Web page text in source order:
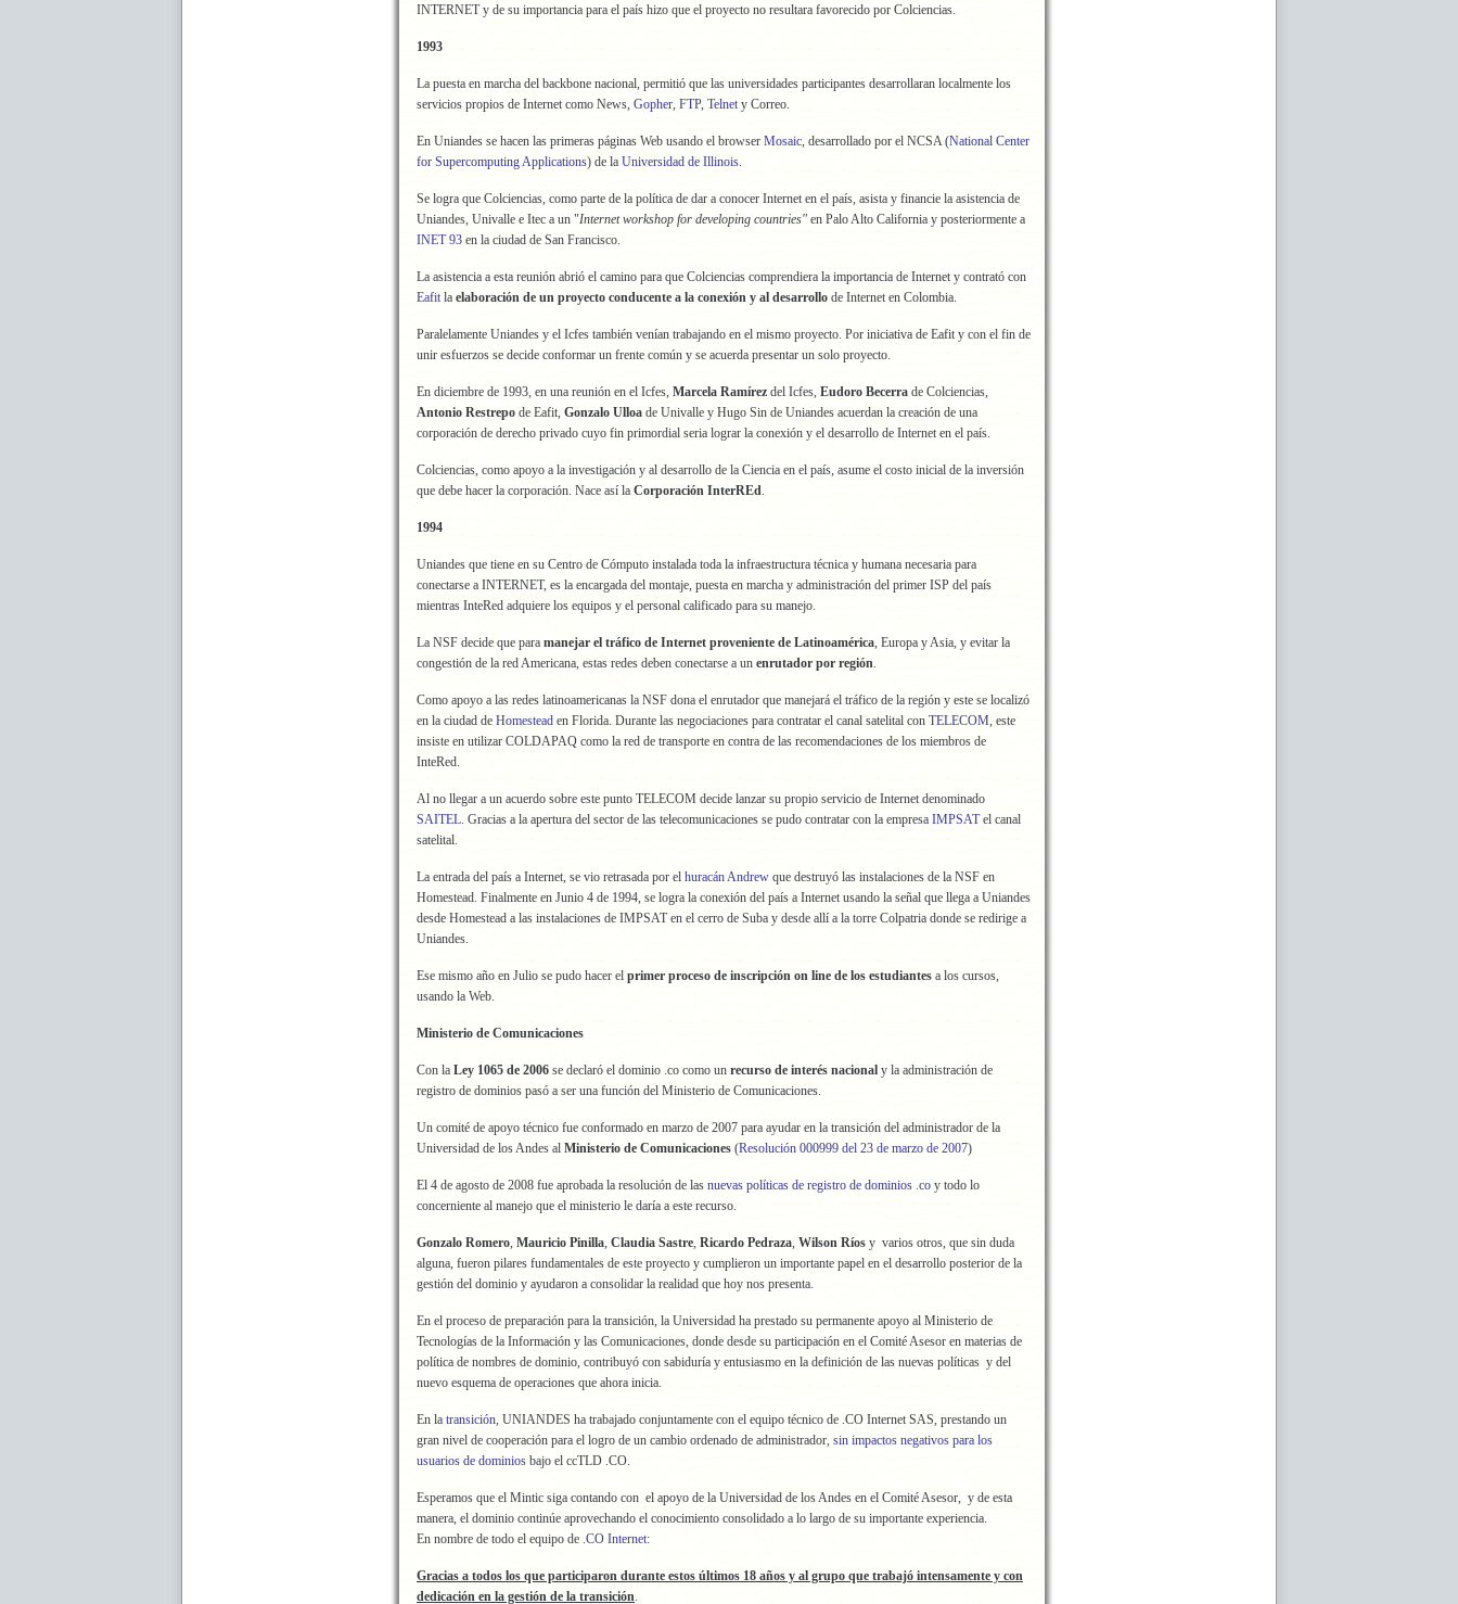
INTERNET y de su importancia para el país hizo que el proyecto no resultara favorecido por Colciencias.
1993
La puesta en marcha del backbone nacional, permitió que las universidades participantes desarrollaran localmente los
servicios propios de Internet como News, Gopher, FTP, Telnet y Correo.
En Uniandes se hacen las primeras páginas Web usando el browser Mosaic, desarrollado por el NCSA (National Center
for Supercomputing Applications) de la Universidad de Illinois.
Se logra que Colciencias, como parte de la política de dar a conocer Internet en el país, asista y financie la asistencia de
Uniandes, Univalle e Itec a un "Internet workshop for developing countries" en Palo Alto California y posteriormente a
INET 93 en la ciudad de San Francisco.
La asistencia a esta reunión abrió el camino para que Colciencias comprendiera la importancia de Internet y contrató con
Eafitla elaboración de un proyecto conducente a la conexión y al desarrollo de Internet en Colombia.
Paralelamente Uniandes y el Icfes también venían trabajando en el mismo proyecto. Por iniciativa de Eafit y con el fin de
unir esfuerzos se decide conformar un frente común y se acuerda presentar un solo proyecto.
En diciembre de 1993, en una reunión en el Icfes, Marcela Ramírez del Icfes, Eudoro Becerra de Colciencias,
Antonio Restrepo de Eafit, Gonzalo Ulloa de Univalle y Hugo Sin de Uniandes acuerdan la creación de una
corporación de derecho privado cuyo fin primordial seria lograr la conexión y el desarrollo de Internet en el país.
Colciencias, como apoyo a la investigación y al desarrollo de la Ciencia en el país, asume el costo inicial de la inversión
que debe hacer la corporación. Nace así la Corporación InterREd.
1994
Uniandes que tiene en su Centro de Cómputo instalada toda la infraestructura técnica y humana necesaria para
conectarse a INTERNET, es la encargada del montaje, puesta en marcha y administración del primer ISP del país
mientras InteRed adquiere los equipos y el personal calificado para su manejo.
La NSF decide que para manejar el tráfico de Internet proveniente de Latinoamérica, Europa y Asia, y evitar la
congestión de la red Americana, estas redes deben conectarse a un enrutador por región.
Como apoyo a las redes latinoamericanas la NSF dona el enrutador que manejará el tráfico de la región y este se localizó
en la ciudad de Homestead en Florida. Durante las negociaciones para contratar el canal satelital con TELECOM, este
insiste en utilizar COLDAPAQ como la red de transporte en contra de las recomendaciones de los miembros de
InteRed.
Al no llegar a un acuerdo sobre este punto TELECOM decide lanzar su propio servicio de Internet denominado
SAITEL. Gracias a la apertura del sector de las telecomunicaciones se pudo contratar con la empresa IMPSATel canal
satelital.
La entrada del país a Internet, se vio retrasada por el huracán Andrew que destruyó las instalaciones de la NSF en
Homestead. Finalmente en Junio 4 de 1994, se logra la conexión del país a Internet usando la señal que llega a Uniandes
desde Homestead a las instalaciones de IMPSAT en el cerro de Suba y desde allí­ a la torre Colpatria donde se redirige a
Uniandes.
Ese mismo año en Julio se pudo hacer el primer proceso de inscripción on line de los estudiantes a los cursos,
usando la Web.
Ministerio de Comunicaciones
Con la Ley 1065 de 2006 se declaró el dominio .co como un recurso de interés nacional y la administración de
registro de dominios pasó a ser una función del Ministerio de Comunicaciones.
Un comité de apoyo técnico fue conformado en marzo de 2007 para ayudar en la transición del administrador de la
Universidad de los Andes al Ministerio de Comunicaciones (Resolución 000999 del 23 de marzo de 2007)
El 4 de agosto de 2008 fue aprobada la resolución de las nuevas políticas de registro de dominios .co y todo lo
concerniente al manejo que el ministerio le daría a este recurso.
Gonzalo Romero, Mauricio Pinilla, Claudia Sastre, Ricardo Pedraza, Wilson Ríos y varios otros, que sin duda
alguna, fueron pilares fundamentales de este proyecto y cumplieron un importante papel en el desarrollo posterior de la
gestión del dominio y ayudaron a consolidar la realidad que hoy nos presenta.
En el proceso de preparación para la transición, la Universidad ha prestado su permanente apoyo al Ministerio de
Tecnologías de la Información y las Comunicaciones, donde desde su participación en el Comité Asesor en materias de
política de nombres de dominio, contribuyó con sabiduría y entusiasmo en la definición de las nuevas políticas y del
nuevo esquema de operaciones que ahora inicia.
En la transición, UNIANDES ha trabajado conjuntamente con el equipo técnico de .CO Internet SAS, prestando un
gran nivel de cooperación para el logro de un cambio ordenado de administrador, sin impactos negativos para los
usuarios de dominios bajo el ccTLD .CO.
Esperamos que el Mintic siga contando con el apoyo de la Universidad de los Andes en el Comité Asesor, y de esta
manera, el dominio continúe aprovechando el conocimiento consolidado a lo largo de su importante experiencia.
En nombre de todo el equipo de .CO Internet:
Gracias a todos los que participaron durante estos últimos 18 años y al grupo que trabajó intensamente y con
dedicación en la gestión de la transición.